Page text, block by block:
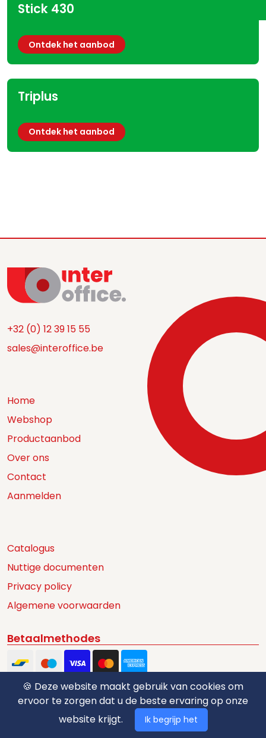
Stick 430
Ontdek het aanbod
Triplus
Ontdek het aanbod
+32 (0) 12 39 15 55
sales@interoffice.be
Home
Webshop
Productaanbod
Over ons
Contact
Aanmelden
Catalogus
Nuttige documenten
Privacy policy
Algemene voorwaarden
Betaalmethodes
🍪 Deze website maakt gebruik van cookies om
ervoor te zorgen dat u de beste ervaring op onze
website krijgt.
Ik begrijp het